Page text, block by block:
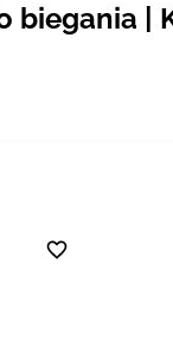
biegania |
Angielski /